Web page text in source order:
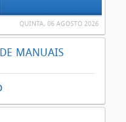
QUINTA, 06 AGOSTO 2026
DE MANUAIS